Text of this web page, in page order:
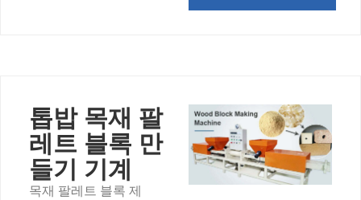
톱밥 목재 팔
레트 블록 만
들기 기계
목재 팔레트 블록 제